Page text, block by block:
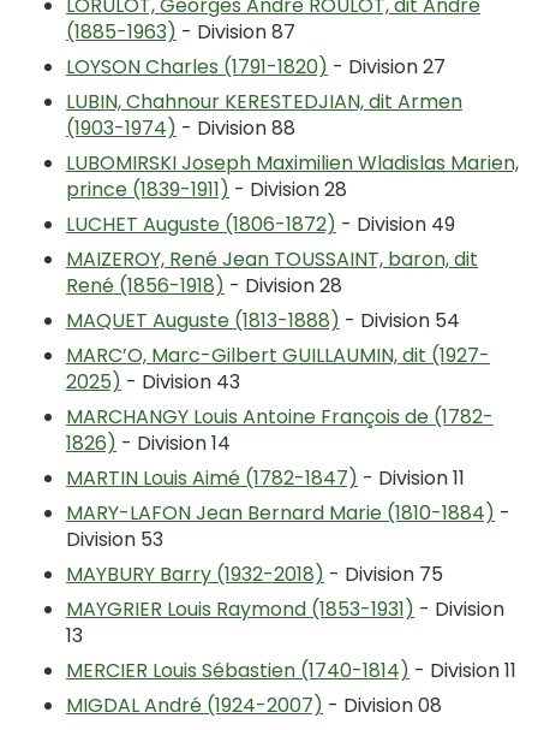
(1885-1963) - Division 87
LOYSON Charles (1791-1820) - Division 27
LUBIN, Chahnour KERESTEDJIAN, dit Armen
(1903-1974) - Division 88
LUBOMIRSKI Joseph Maximilien Wladislas Marien,
prince (1839-1911) - Division 28
LUCHET Auguste (1806-1872) - Division 49
MAIZEROY, René Jean TOUSSAINT, baron, dit
René (1856-1918) - Division 28
MAQUET Auguste (1813-1888) - Division 54
MARC’O, Marc-Gilbert GUILLAUMIN, dit (1927-
2025) - Division 43
MARCHANGY Louis Antoine François de (1782-
1826) - Division 14
MARTIN Louis Aimé (1782-1847) - Division 11
MARY-LAFON Jean Bernard Marie (1810-1884) -
Division 53
MAYBURY Barry (1932-2018) - Division 75
MAYGRIER Louis Raymond (1853-1931) - Division
13
MERCIER Louis Sébastien (1740-1814) - Division 11
MIGDAL André (1924-2007) - Division 08